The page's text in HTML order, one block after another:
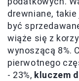
drewniane,
być
wiąże się z
wynoszącą 8%.
pierwotnego
- 23%, kluczem